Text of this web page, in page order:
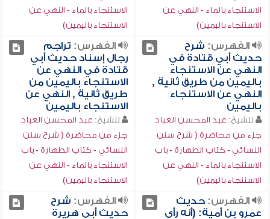
الاستنجاء بالماء - النهي عن
الاستنجاء باليمين)
الاستنجاء بالماء - النهي عن
الاستنجاء باليمين)
الفهرس: شرح
حديث أبي قتادة في
النهي عن الاستنجاء
باليمين من طريق ثانية ,
النهي عن الاستنجاء
باليمين
للشيخ: عبد المحسن العباد
جزء من محاضرة ( شرح سنن
النسائي - كتاب الطهارة - باب
الاستنجاء بالماء - النهي عن
الاستنجاء باليمين)
الفهرس: تراجم
رجال إسناد حديث أبي
قتادة في النهي عن
الاستنجاء باليمين من
طريق ثانية , النهي عن
الاستنجاء باليمين
للشيخ: عبد المحسن العباد
جزء من محاضرة ( شرح سنن
النسائي - كتاب الطهارة - باب
الاستنجاء بالماء - النهي عن
الاستنجاء باليمين)
الفهرس:حديث
عمرو بن أمية: (أنه رأى
الفهرس: شرح
حديث أبي هريرة